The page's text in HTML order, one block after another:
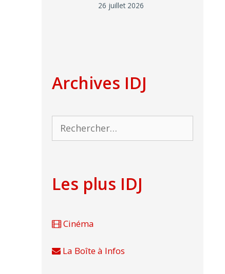
26 juillet 2026
Archives IDJ
Rechercher :
Les plus IDJ
Cinéma
La Boîte à Infos